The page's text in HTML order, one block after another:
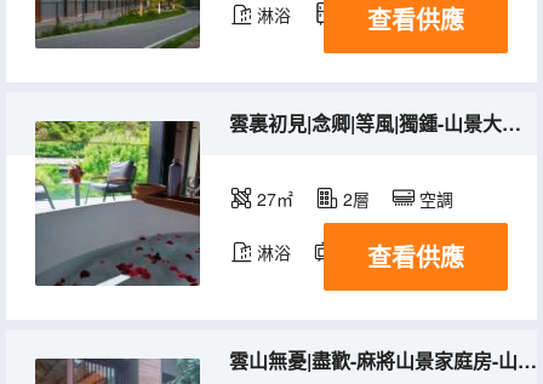
淋浴 冰箱查看供應
雲裏初見|念卿|等風|獨鍾-山景大床房-予你山林
27㎡ 2層 空調
淋浴 電視機 冰箱
查看供應
雲山無憂|盡歡-麻將山景家庭房-山裏悠悠